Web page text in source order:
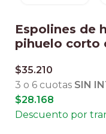
Espolines de
pihuelo corto
$35.210
3 o 6 cuotas SIN
$28.168
Descuento por